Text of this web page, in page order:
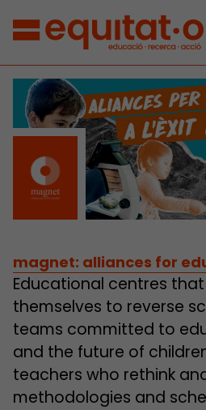
magnet: alliances for
Educational centres
themselves to reverse
teams committed to
and the future of
teachers who rethink
methodologies and